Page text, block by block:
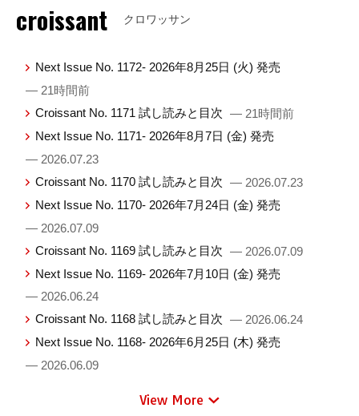
croissant クロワッサン
Next Issue No. 1172- 2026年8月25日 (火) 発売
— 21時間前
Croissant No. 1171 試し読みと目次 — 21時間前
Next Issue No. 1171- 2026年8月7日 (金) 発売
— 2026.07.23
Croissant No. 1170 試し読みと目次 — 2026.07.23
Next Issue No. 1170- 2026年7月24日 (金) 発売
— 2026.07.09
Croissant No. 1169 試し読みと目次 — 2026.07.09
Next Issue No. 1169- 2026年7月10日 (金) 発売
— 2026.06.24
Croissant No. 1168 試し読みと目次 — 2026.06.24
Next Issue No. 1168- 2026年6月25日 (木) 発売
— 2026.06.09
View More